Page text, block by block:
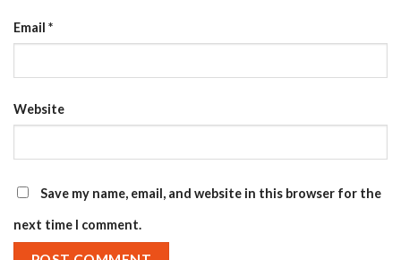
Email *
Website
Save my name, email, and website in this browser for the
next time I comment.